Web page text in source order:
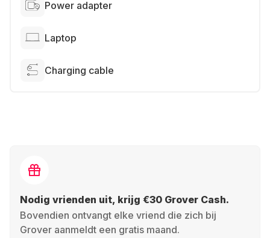
Power adapter
Laptop
Charging cable
Nodig vrienden uit, krijg €30 Grover Cash.
Bovendien ontvangt elke vriend die zich bij
Grover aanmeldt een gratis maand.